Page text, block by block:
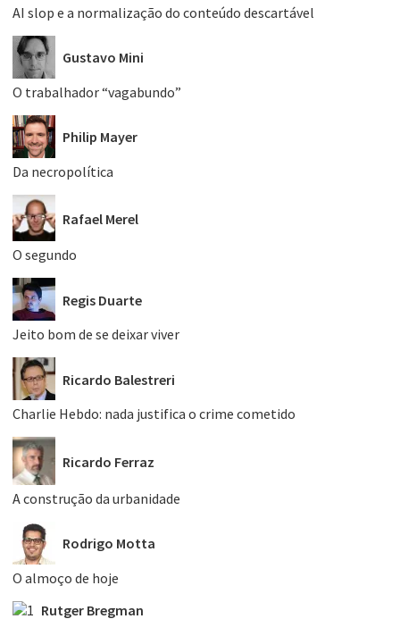
AI slop e a normalização do conteúdo descartável
Gustavo Mini
O trabalhador “vagabundo”
Philip Mayer
Da necropolítica
Rafael Merel
O segundo
Regis Duarte
Jeito bom de se deixar viver
Ricardo Balestreri
Charlie Hebdo: nada justifica o crime cometido
Ricardo Ferraz
A construção da urbanidade
Rodrigo Motta
O almoço de hoje
Rutger Bregman